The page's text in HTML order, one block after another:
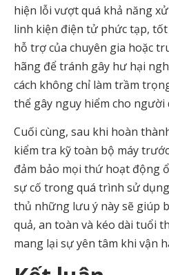
hiện lỗi vượt quá khả năng
linh kiện điện tử phức tạp,
hỗ trợ của chuyên gia hoặc
hãng để tránh gây hư hại
cách không chỉ làm trầm
thể gây nguy hiểm cho người
Cuối cùng, sau khi hoàn
kiểm tra kỹ toàn bộ máy
đảm bảo mọi thứ hoạt động
sự cố trong quá trình sử
thủ những lưu ý này sẽ giúp
quả, an toàn và kéo dài tuổi
mang lại sự yên tâm khi vận